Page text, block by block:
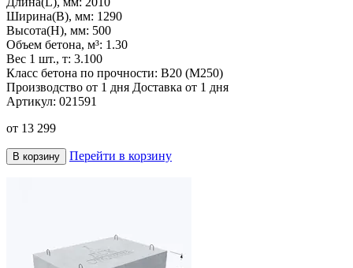
Ширина(B), мм: 1290
Высота(H), мм: 500
Объем бетона, м³: 1.30
Вес 1 шт., т: 3.100
Класс бетона по прочности: B20 (M250)
Производство от 1 дня Доставка от 1 дня
Артикул: 021591
от 13 299
В корзину Перейти в корзину